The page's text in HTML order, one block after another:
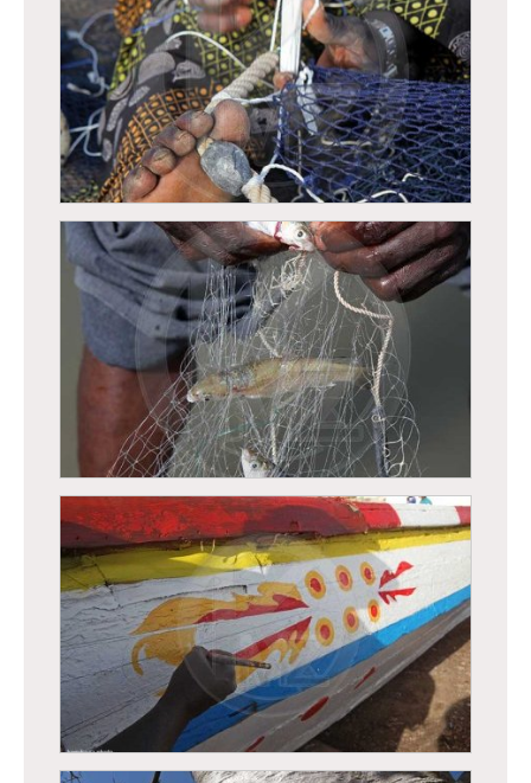
Peintures décoratives sur une pirogue
Réparation de filets de pêche
Mains de pêcheur